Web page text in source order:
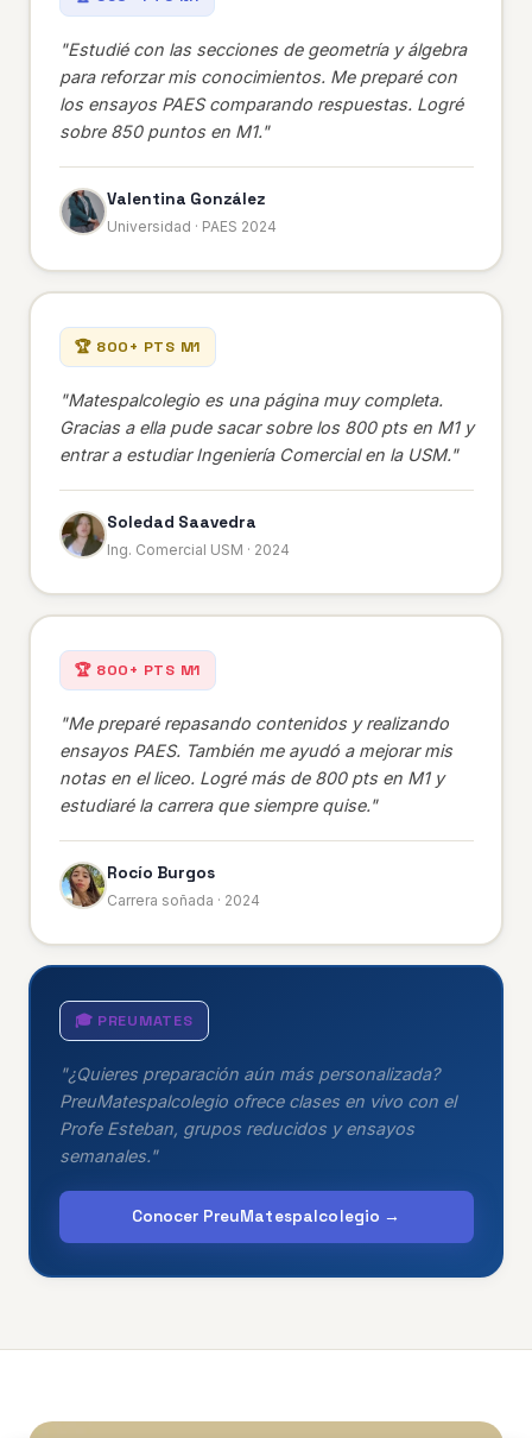
"Estudié con las secciones de geometría y álgebra
para reforzar mis conocimientos. Me preparé con
los ensayos PAES comparando respuestas. Logré
sobre 850 puntos en M1."
Valentina González
Universidad · PAES 2024
🏆 800+ PTS M1
"Matespalcolegio es una página muy completa.
Gracias a ella pude sacar sobre los 800 pts en M1 y
entrar a estudiar Ingeniería Comercial en la USM."
Soledad Saavedra
Ing. Comercial USM · 2024
🏆 800+ PTS M1
"Me preparé repasando contenidos y realizando
ensayos PAES. También me ayudó a mejorar mis
notas en el liceo. Logré más de 800 pts en M1 y
estudiaré la carrera que siempre quise."
Rocío Burgos
Carrera soñada · 2024
🎓 PREUMATES
"¿Quieres preparación aún más personalizada?
PreuMatespalcolegio ofrece clases en vivo con el
Profe Esteban, grupos reducidos y ensayos
semanales."
Conocer PreuMatespalcolegio →